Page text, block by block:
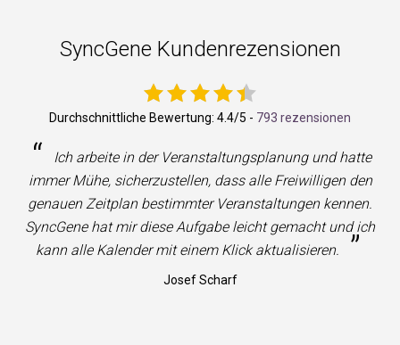
SyncGene Kundenrezensionen
Durchschnittliche Bewertung: 4.4/5 - 793 rezensionen
“
Ich arbeite in der Veranstaltungsplanung und hatte
immer Mühe, sicherzustellen, dass alle Freiwilligen den
genauen Zeitplan bestimmter Veranstaltungen kennen.
SyncGene hat mir diese Aufgabe leicht gemacht und ich
kann alle Kalender mit einem Klick aktualisieren.
”
Josef Scharf